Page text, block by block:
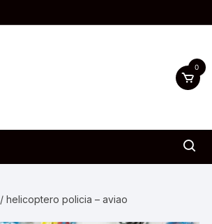
0
/ helicoptero policia – aviao